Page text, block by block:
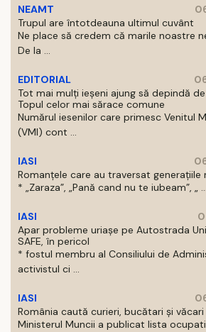
NEAMT
Trupul are întotdeauna ultimul cuvânt
Ne place să credem că marile noastre
De la ...
EDITORIAL
Tot mai mulți ieșeni ajung să depindă
Topul celor mai sărace comune
Numărul iesenilor care primesc Venitul
(VMI) cont ...
IASI
Romanțele care au traversat generațiile
* „Zaraza”, „Pană cand nu te iubeam”, „ ...
IASI
Apar probleme uriașe pe Autostrada
SAFE, în pericol
* fostul membru al Consiliului de
activistul ci ...
IASI
România caută curieri, bucătari și văcari
Ministerul Muncii a publicat lista